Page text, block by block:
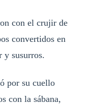
con el crujir de
convertidos en
y susurros.
por su cuello
con la sábana,